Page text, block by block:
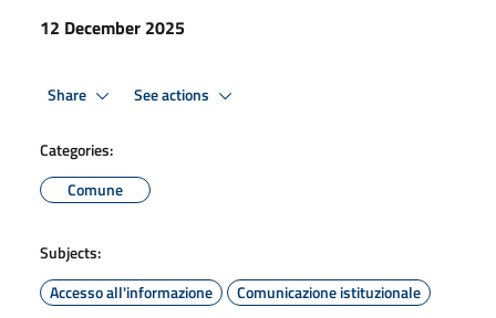
12 December 2025
Share See actions
Categories:
Comune
Subjects:
Accesso all'informazione
Comunicazione istituzionale